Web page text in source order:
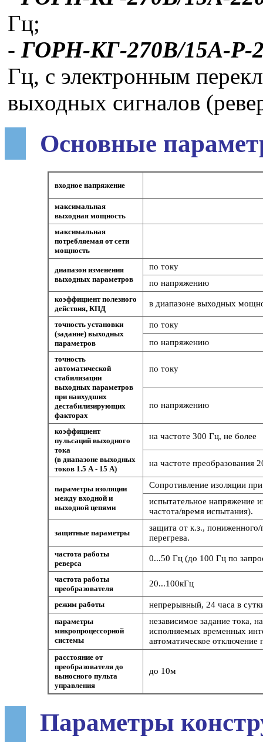
Гц;
- ГОРН-КГ-270В/15А-Р-
Гц, с электронным
выходных сигналов
Основные
входное напряжение
максимальная
выходная мощность
максимальная
потребляемая от сети
мощность
диапазон изменения
выходных параметров
по току
по напряжению
коэффициент полезного
действия, КПД
в диапазоне выходных
точность установки
(задание) выходных
параметров
по току
по напряжению
точность
автоматической
стабилизации
выходных параметров
при наихудших
дестабилизирующих
факторах
по току
по напряжению
коэффициент
пульсаций выходного
тока
(в диапазоне выходных
токов 1.5 А - 15 А)
на частоте 300 Гц, не более
на частоте преобразования
параметры изоляции
между входной и
выходной цепями
Сопротивление изоляции
испытательное напряжение
частота/время испытания).
защитные параметры
защита от к.з.,
перегрева.
частота работы
реверса
0...50 Гц (до 100 Гц по
частота работы
преобразователя
20...100кГц
режим работы непрерывный, 24 часа в
параметры
микропроцессорной
системы
независимое задание тока,
исполняемых временных
автоматическое
расстояние от
преобразователя до
выносного пульта
управления
до 10м
Параметры